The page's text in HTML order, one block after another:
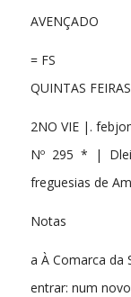
AVENÇADO
= FS
QUINTAS
2NO VIE |.
Nº 295 * |
freguesias de
Notas
a À Comarca da
entrar: num